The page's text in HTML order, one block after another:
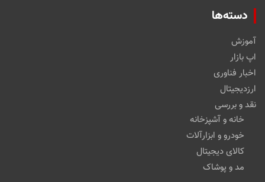
دسته‌ها
آموزش
اپ بازار
اخبار فناوری
ارزدیجیتال
نقد و بررسی
خانه و آشپزخانه
خودرو و ابزارآلات
کالای دیجیتال
مد و پوشاک